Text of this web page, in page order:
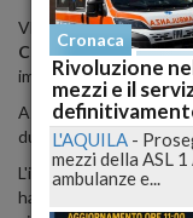
VEDELAGO -
Callegarin, di appena
improvviso.
A dare l'allarme al
due figli della giovane
L'insegnante non
ha avvisato il marito
Cronaca
Rivoluzione
mezzi e il
L'AQUILA -
mezzi della ASL
ambulanze e...